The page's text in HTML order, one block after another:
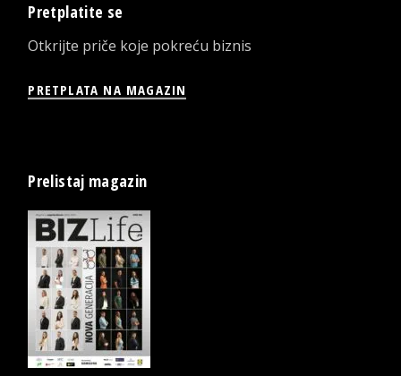
Pretplatite se
Otkrijte priče koje pokreću biznis
PRETPLATA NA MAGAZIN
Prelistaj magazin